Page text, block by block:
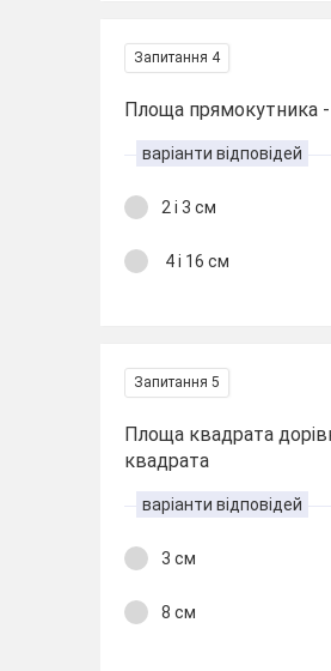
Запитання 4
Площа прямокутника -
варіанти відповідей
2 і 3 см
4 і 16 см
Запитання 5
Площа квадрата
квадрата
варіанти відповідей
3 см
8 см